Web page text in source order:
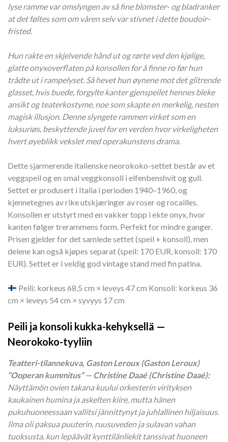
lyse ramme var omslyngen av så fine blomster- og bladranker
at det føltes som om våren selv var stivnet i dette boudoir-
fristed.
Hun rakte en skjelvende hånd ut og rørte ved den kjølige,
glatte onyxoverflaten på konsollen for å finne ro før hun
trådte ut i rampelyset. Så hevet hun øynene mot det glitrende
glasset, hvis buede, forgylte kanter gjenspeilet hennes bleke
ansikt og teaterkostyme, noe som skapte en merkelig, nesten
magisk illusjon. Denne slyngete rammen virket som en
luksuriøs, beskyttende juvel for en verden hvor virkeligheten
hvert øyeblikk vekslet med operakunstens drama.
Dette sjarmerende italienske neorokoko-settet består av et
veggspeil og en smal veggkonsoll i elfenbenshvit og gull.
Settet er produsert i Italia i perioden 1940–1960, og
kjennetegnes av rike utskjæringer av roser og rocailles.
Konsollen er utstyrt med en vakker topp i ekte onyx, hvor
kanten følger trerammens form. Perfekt for mindre ganger.
Prisen gjelder for det samlede settet (speil + konsoll), men
delene kan også kjøpes separat (speil: 170 EUR, konsoll: 170
EUR). Settet er i veldig god vintage stand med fin patina.
Peili: korkeus 68,5 cm × leveys 47 cm Konsoli: korkeus 36
cm × leveys 54 cm × syvyys 17 cm
Peili ja konsoli kukka-kehyksellä —
Neorokoko-tyyliin
Teatteri-tilannekuva, Gaston Leroux (Gaston Leroux)
“Ooperan kummitus” — Christine Daaé (Christine Daaé):
Näyttämön ovien takana kuului orkesterin virityksen
kaukainen humina ja askelten kiire, mutta hänen
pukuhuoneessaan vallitsi jännittynyt ja juhlallinen hiljaisuus.
Ilma oli paksua puuterin, ruusuveden ja sulavan vahan
tuoksusta, kun lepäävät kynttilänliekit tanssivat huoneen